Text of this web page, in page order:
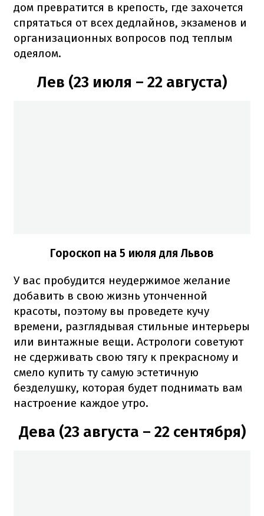
дом превратится в крепость, где захочется
спрятаться от всех дедлайнов, экзаменов и
организационных вопросов под теплым
одеялом.
Лев (23 июля – 22 августа)
Гороскоп на 5 июля для Львов
У вас пробудится неудержимое желание
добавить в свою жизнь утонченной
красоты, поэтому вы проведете кучу
времени, разглядывая стильные интерьеры
или винтажные вещи. Астрологи советуют
не сдерживать свою тягу к прекрасному и
смело купить ту самую эстетичную
безделушку, которая будет поднимать вам
настроение каждое утро.
Дева (23 августа – 22 сентября)